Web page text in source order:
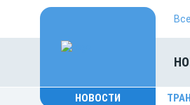
НОВОСТИ